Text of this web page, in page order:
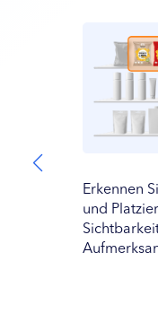
Erkennen
und